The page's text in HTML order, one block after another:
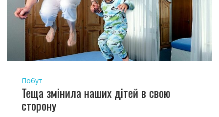
Побут
Теща змінила наших дітей в свою
сторону